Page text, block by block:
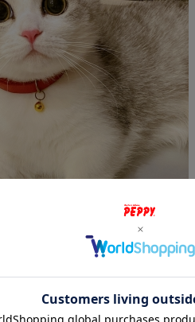
使用しないでください。熱を吸
性があります。
、冷え過ぎを防ぐためにペット
確保してください。
にふき取り乾かしてください。